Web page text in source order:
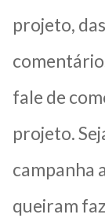
projeto,
fale de
projeto.
campanha
queiram